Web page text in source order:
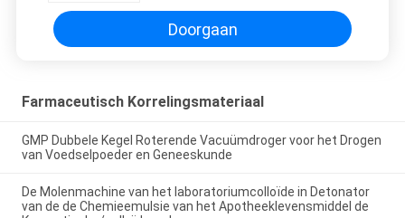
Chemische het KARTONNEREN
VERPAKKING ZHJ -150
Doorgaan
Farmaceutisch Korrelingsmateriaal
GMP Dubbele Kegel Roterende Vacuümdroger voor het Drogen
van Voedselpoeder en Geneeskunde
De Molenmachine van het laboratoriumcolloïde in Detonator
van de de Chemieemulsie van het Apotheeklevensmiddel de